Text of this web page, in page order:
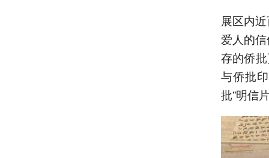
展区内
爱人的
存的侨
与侨批
批”明信